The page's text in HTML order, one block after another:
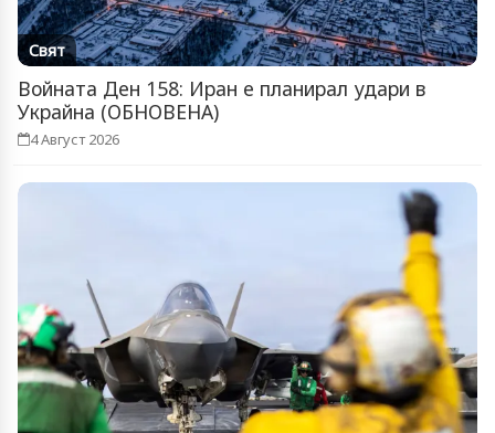
Свят
Войната Ден 158: Иран е планирал удари в
Украйна (ОБНОВЕНА)
4 Август 2026